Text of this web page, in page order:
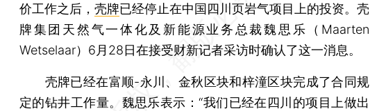
价工作之后， 壳牌已经停止在中国四川页岩气项目上的投资。壳
牌集团天然气一体化及新能源业务总裁魏思乐（Maarten
Wetselaar）6月28日在接受财新记者采访时确认了这一消息。
壳牌已经在富顺-永川、金秋区块和梓潼区块完成了合同规
定的钻井工作量。魏思乐表示：“我们已经在四川的项目上做出